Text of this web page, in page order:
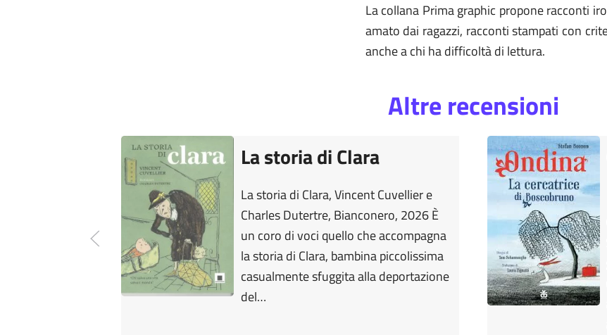
La collana Prima graphic propone racconti
amato dai ragazzi, racconti stampati con
anche a chi ha difficoltà di lettura.
Altre recensioni
La storia di Clara
La storia di Clara, Vincent Cuvellier e
Charles Dutertre, Bianconero, 2026 È
un coro di voci quello che accompagna
la storia di Clara, bambina piccolissima
casualmente sfuggita alla deportazione
del…